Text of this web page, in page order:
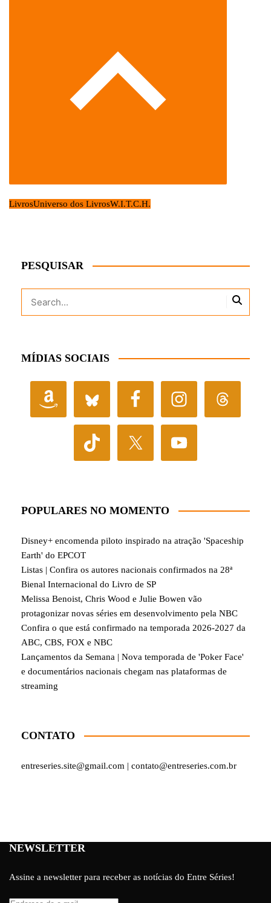
LivrosUniverso dos LivrosW.I.T.C.H.
PESQUISAR
MÍDIAS SOCIAIS
POPULARES NO MOMENTO
Disney+ encomenda piloto inspirado na atração 'Spaceship
Earth' do EPCOT
Listas | Confira os autores nacionais confirmados na 28ª
Bienal Internacional do Livro de SP
Melissa Benoist, Chris Wood e Julie Bowen vão
protagonizar novas séries em desenvolvimento pela NBC
Confira o que está confirmado na temporada 2026-2027 da
ABC, CBS, FOX e NBC
Lançamentos da Semana | Nova temporada de 'Poker Face'
e documentários nacionais chegam nas plataformas de
streaming
CONTATO
entreseries.site@gmail.com | contato@entreseries.com.br
NEWSLETTER
Assine a newsletter para receber as notícias do Entre Séries!